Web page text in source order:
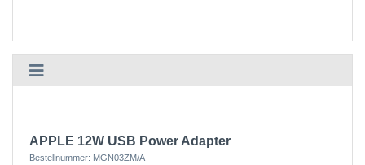
APPLE 12W USB Power Adapter
Bestellnummer: MGN03ZM/A